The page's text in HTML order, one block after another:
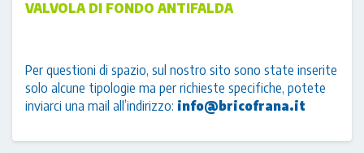
VALVOLA DI FONDO ANTIFALDA
Per questioni di spazio, sul nostro sito sono state inserite
solo alcune tipologie ma per richieste specifiche, potete
inviarci una mail all’indirizzo: info@bricofrana.it